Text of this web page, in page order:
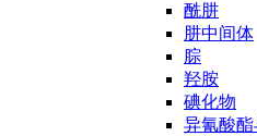
酰肼
肼中间体
腙
羟胺
碘化物
异氰酸